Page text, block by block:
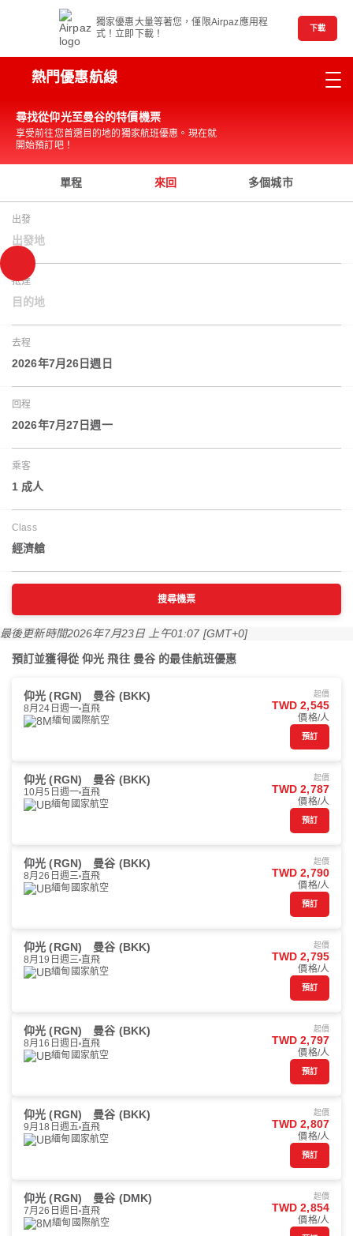
獨家優惠大量等著您，僅限Airpaz應用程
式！立即下載！
下載
熱門優惠航線
尋找從仰光至曼谷的特價機票
享受前往您首選目的地的獨家航班優惠。現在就
開始預訂吧！
單程 來回 多個城市
出發
出發地
抵達
目的地
去程
2026年7月26日週日
回程
2026年7月27日週一
乘客
1 成人
Class
經濟艙
搜尋機票
最後更新時間2026年7月23日 上午01:07 [GMT+0]
預訂並獲得從 仰光 飛往 曼谷 的最佳航班優惠
仰光 (RGN) 曼谷 (BKK)
8月24日週一 直飛
緬甸國際航空
起價
TWD 2,545
價格/人
預訂
仰光 (RGN) 曼谷 (BKK)
10月5日週一 直飛
緬甸國家航空
起價
TWD 2,787
價格/人
預訂
仰光 (RGN) 曼谷 (BKK)
8月26日週三 直飛
緬甸國家航空
起價
TWD 2,790
價格/人
預訂
仰光 (RGN) 曼谷 (BKK)
8月19日週三 直飛
緬甸國家航空
起價
TWD 2,795
價格/人
預訂
仰光 (RGN) 曼谷 (BKK)
8月16日週日 直飛
緬甸國家航空
起價
TWD 2,797
價格/人
預訂
仰光 (RGN) 曼谷 (BKK)
9月18日週五 直飛
緬甸國家航空
起價
TWD 2,807
價格/人
預訂
仰光 (RGN) 曼谷 (DMK)
7月26日週日 直飛
緬甸國際航空
起價
TWD 2,854
價格/人